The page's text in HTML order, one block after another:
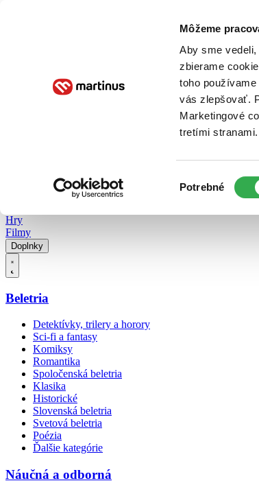
Môžeme
Aby sme
zbierame
toho
vás zlepšovať.
Marketingové
tretími
súhlasu
Potrebné
Poukážky
Hry
Filmy
Doplnky
Beletria
Detektívky, trilery a horory
Sci-fi a fantasy
Komiksy
Romantika
Spoločenská beletria
Klasika
Historické
Slovenská beletria
Svetová beletria
Poézia
Ďalšie kategórie
Náučná a odborná